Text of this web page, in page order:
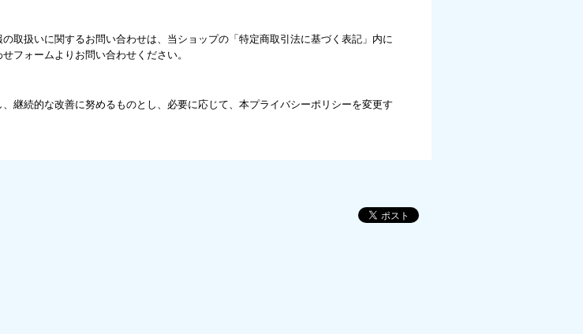
取扱いに関するお問い合わせは、当ショップの「特定商取引法に基づく表記」内に
フォームよりお問い合わせください。
継続的な改善に努めるものとし、必要に応じて、本プライバシーポリシーを変更す